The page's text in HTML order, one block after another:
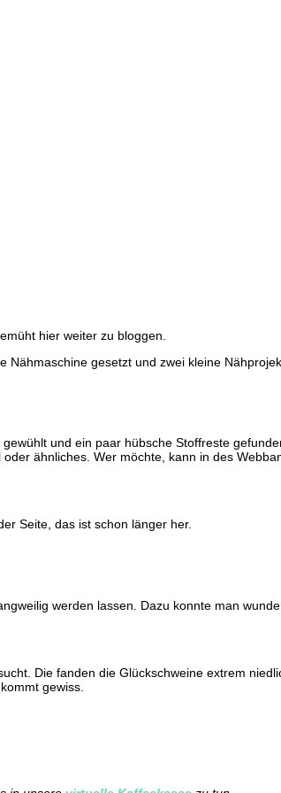
hier weiter zu bloggen.
gesetzt und zwei kleine
und ein paar hübsche Stoffreste
ähnliches. Wer möchte, kann in des
Seite, das ist schon länger her.
werden lassen. Dazu konnte man
Die fanden die Glückschweine extrem
gewiss.